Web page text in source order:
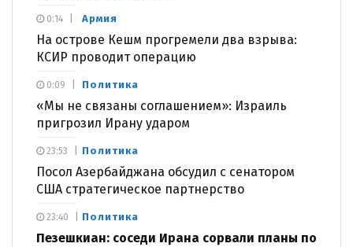
Армия
На острове Кешм прогремели два взрыва:
КСИР проводит операцию
0:14
Политика
«Мы не связаны соглашением»: Израиль
пригрозил Ирану ударом
0:09
Политика
Посол Азербайджана обсудил с сенатором
США стратегическое партнерство
23:53
Политика
Пезешкиан: соседи Ирана сорвали планы по
23:40